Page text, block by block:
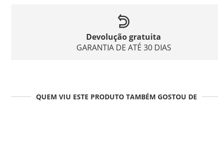
Devolução gratuita
GARANTIA DE ATÉ 30 DIAS
QUEM VIU ESTE PRODUTO TAMBÉM GOSTOU DE